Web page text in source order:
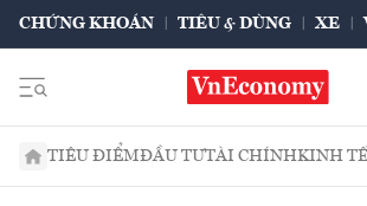
CHỨNG KHOÁN TIÊU & DÙNG XE
TIÊU ĐIỂMĐẦU TƯTÀI CHÍNHKINH